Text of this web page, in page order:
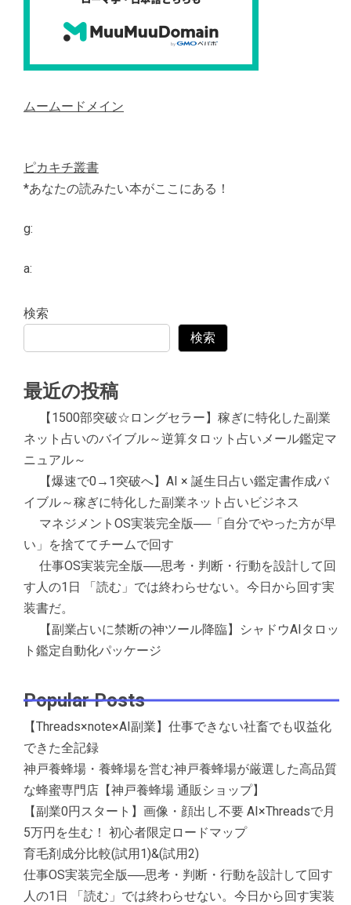
ムームードメイン
ピカキチ叢書
*あなたの読みたい本がここにある！
g:
a:
検索
検索
最近の投稿
【1500部突破☆ロングセラー】稼ぎに特化した副業
ネット占いのバイブル～逆算タロット占いメール鑑定マ
ニュアル～
【爆速で0→1突破へ】AI × 誕生日占い鑑定書作成バ
イブル～稼ぎに特化した副業ネット占いビジネス
マネジメントOS実装完全版──「自分でやった方が早
い」を捨ててチームで回す
仕事OS実装完全版──思考・判断・行動を設計して回
す人の1日 「読む」では終わらせない。今日から回す実
装書だ。
【副業占いに禁断の神ツール降臨】シャドウAIタロッ
ト鑑定自動化パッケージ
Popular Posts
【Threads×note×AI副業】仕事できない社畜でも収益化
できた全記録
神戸養蜂場・養蜂場を営む神戸養蜂場が厳選した高品質
な蜂蜜専門店【神戸養蜂場 通販ショップ】
【副業0円スタート】画像・顔出し不要 AI×Threadsで月
5万円を生む！ 初心者限定ロードマップ
育毛剤成分比較(試用1)&(試用2)
仕事OS実装完全版──思考・判断・行動を設計して回す
人の1日 「読む」では終わらせない。今日から回す実装